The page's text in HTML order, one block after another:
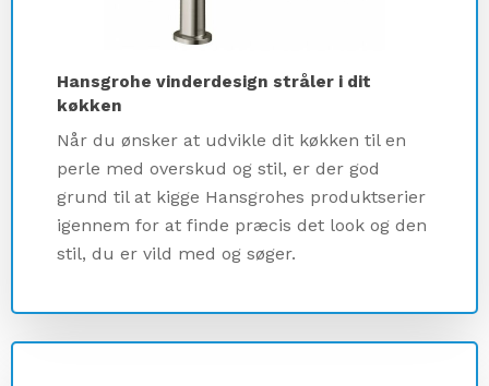
Close
Close
Close
Close
Hansgrohe vinderdesign stråler i dit
køkken
Når du ønsker at udvikle dit køkken til en
perle med overskud og stil, er der god
grund til at kigge Hansgrohes produktserier
igennem for at finde præcis det look og den
stil, du er vild med og søger.